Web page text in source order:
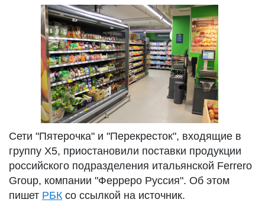
Сети "Пятерочка" и "Перекресток", входящие в
группу X5, приостановили поставки продукции
российского подразделения итальянской Ferrero
Group, компании "Ферреро Руссия". Об этом
пишет РБКсо ссылкой на источник.